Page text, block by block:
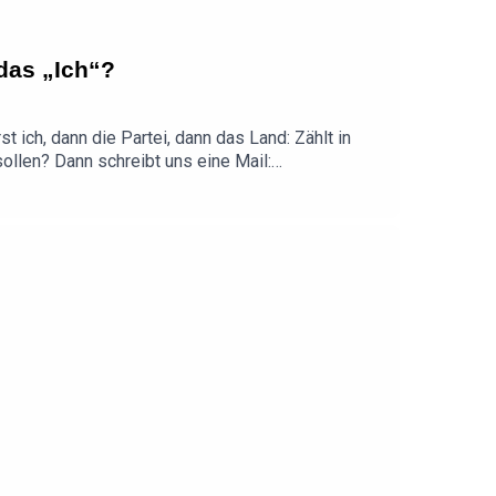
„Ich“?
ich, dann die Partei, dann das Land: Zählt in
Dann schreibt uns eine Mail:
Podcast.Redaktion und Konzept: Dr. Henning
MaassProduktion und Sounddesign:
und hört Ihr ab sofort bei YouTube: